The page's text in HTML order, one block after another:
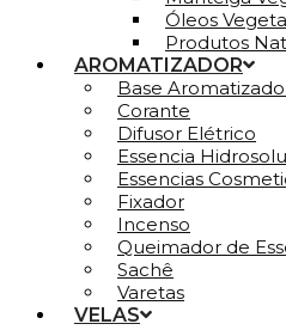
Óleos
Produtos
AROMATIZADOR
Base
Corante
Difusor Elétrico
Essencia
Essencias
Fixador
Incenso
Queimador de
Sachê
Varetas
VELAS